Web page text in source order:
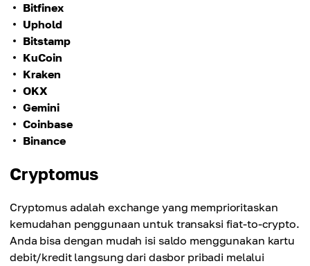
Bitfinex
Uphold
Bitstamp
KuCoin
Kraken
OKX
Gemini
Coinbase
Binance
Cryptomus
Cryptomus adalah exchange yang memprioritaskan
kemudahan penggunaan untuk transaksi fiat-to-crypto.
Anda bisa dengan mudah isi saldo menggunakan kartu
debit/kredit langsung dari dasbor pribadi melalui